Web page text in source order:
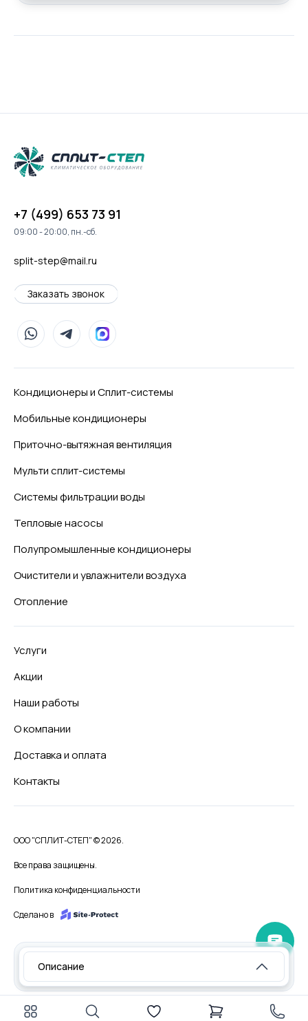
Описание
+7 (499) 653 73 91
09:00 - 20:00, пн.-сб.
split-step@mail.ru
Заказать звонок
Кондиционеры и Сплит-системы
Мобильные кондиционеры
Приточно-вытяжная вентиляция
Мульти сплит-системы
Системы фильтрации воды
Тепловые насосы
Полупромышленные кондиционеры
Очистители и увлажнители воздуха
Отопление
Услуги
Акции
Наши работы
О компании
Доставка и оплата
Контакты
ООО "СПЛИТ-СТЕП" © 2026.
Все права защищены.
Политика конфиденциальности
Сделано в